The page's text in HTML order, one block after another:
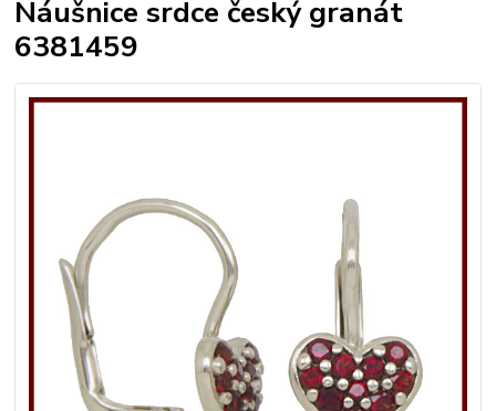
Náušnice srdce český granát
6381459